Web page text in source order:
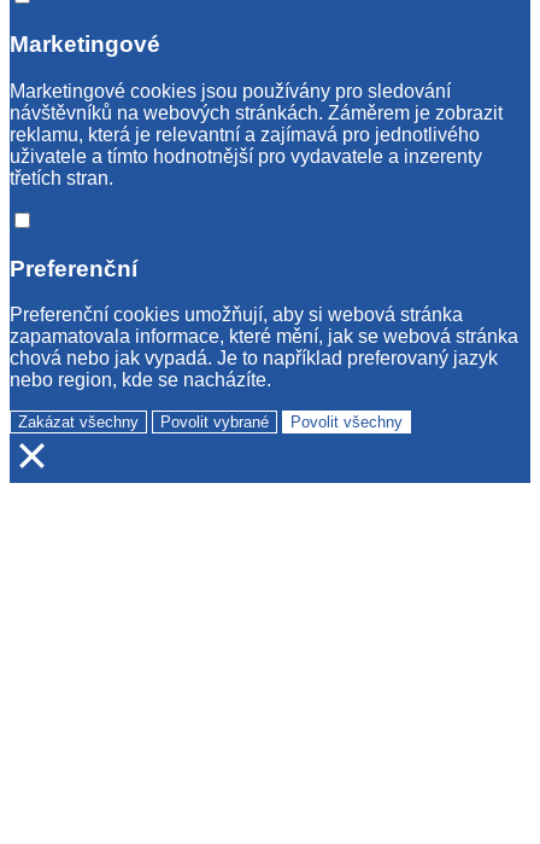
Marketingové
Marketingové cookies jsou používány pro sledování
návštěvníků na webových stránkách. Záměrem je zobrazit
reklamu, která je relevantní a zajímavá pro jednotlivého
uživatele a tímto hodnotnější pro vydavatele a inzerenty
třetích stran.
Preferenční
Preferenční cookies umožňují, aby si webová stránka
zapamatovala informace, které mění, jak se webová stránka
chová nebo jak vypadá. Je to například preferovaný jazyk
nebo region, kde se nacházíte.
Zakázat všechny Povolit vybrané